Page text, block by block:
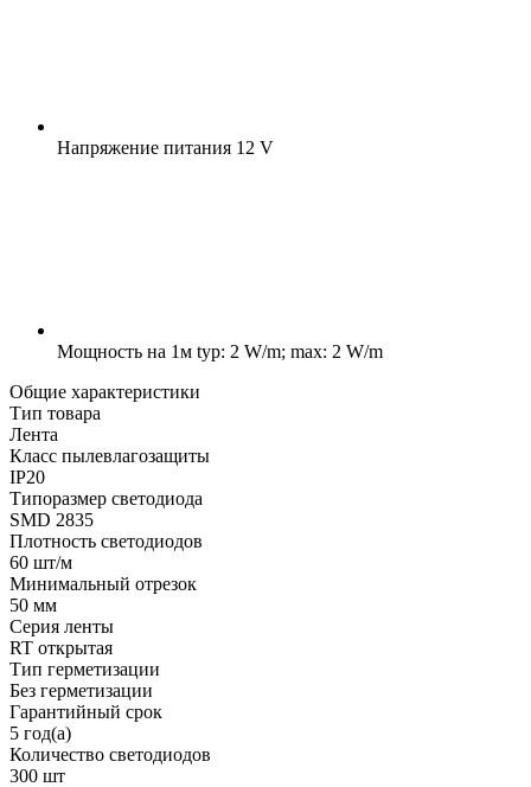
Напряжение питания 12 V
Мощность на 1м typ: 2 W/m; max: 2 W/m
Общие характеристики
Тип товара
Лента
Класс пылевлагозащиты
IP20
Типоразмер светодиода
SMD 2835
Плотность светодиодов
60 шт/м
Минимальный отрезок
50 мм
Серия ленты
RT открытая
Тип герметизации
Без герметизации
Гарантийный срок
5 год(а)
Количество светодиодов
300 шт